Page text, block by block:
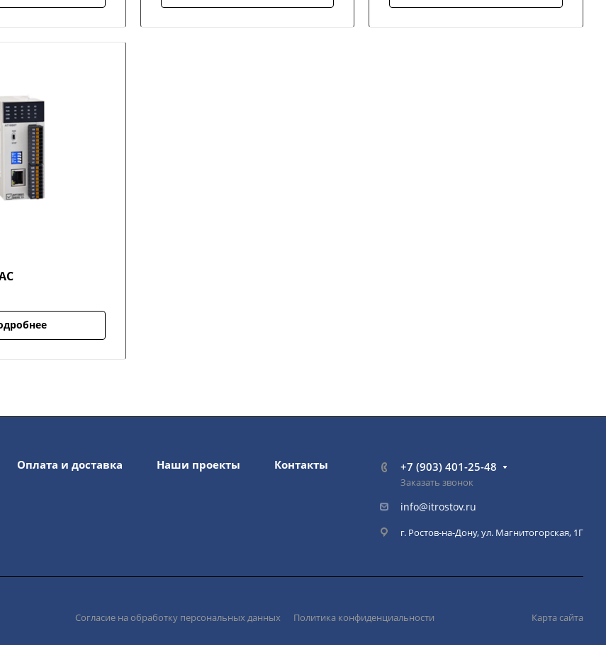
Оплата и доставка Наши проекты Контакты +7 (903) 401-25-48
Заказать звонок
info@itrostov.ru
г. Ростов-на-Дону, ул. Магнитогорская, 1Г
Согласие на обработку персональных данных Политика конфиденциальности Карта сайта